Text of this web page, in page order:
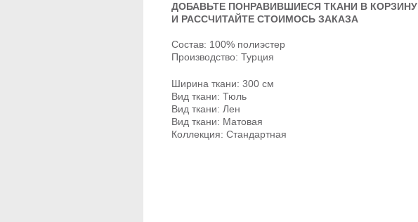
ДОБАВЬТЕ ПОНРАВИВШИЕСЯ ТКАНИ В КОРЗИНУ
И РАССЧИТАЙТЕ СТОИМОСЬ ЗАКАЗА
Состав: 100% полиэстер
Производство: Турция
Ширина ткани: 300 см
Вид ткани: Тюль
Вид ткани: Лен
Вид ткани: Матовая
Коллекция: Стандартная